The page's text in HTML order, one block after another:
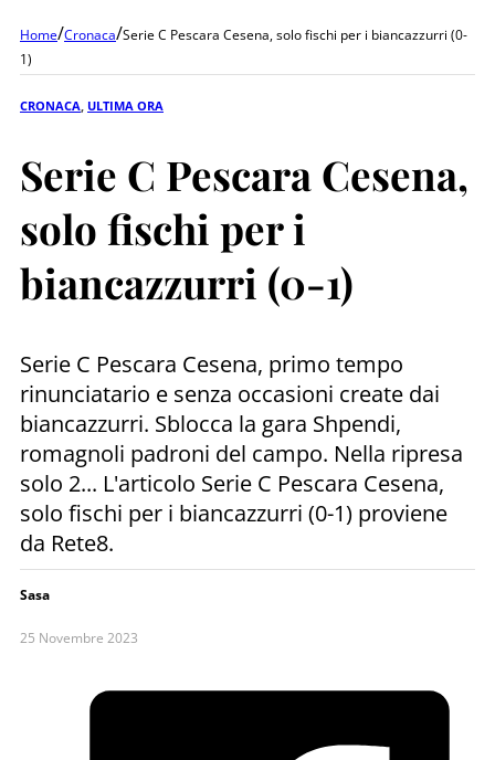
Home/Cronaca/Serie C Pescara Cesena, solo fischi per i biancazzurri (0-
1)
CRONACA ULTIMA ORA
Serie C Pescara Cesena,
solo fischi per i
biancazzurri (0-1)
Serie C Pescara Cesena, primo tempo
rinunciatario e senza occasioni create dai
biancazzurri. Sblocca la gara Shpendi,
romagnoli padroni del campo. Nella ripresa
solo 2... L'articolo Serie C Pescara Cesena,
solo fischi per i biancazzurri (0-1) proviene
da Rete8.
Sasa
25 Novembre 2023